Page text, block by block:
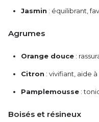
Jasmin : équilibrant,
Agrumes
Orange douce :
Citron : vivifiant, aide
Pamplemousse :
Boisés et résineux